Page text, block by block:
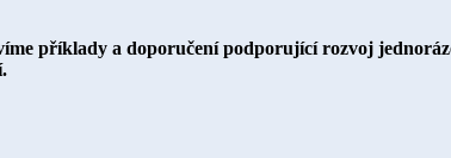
příklady a doporučení podporující rozvoj